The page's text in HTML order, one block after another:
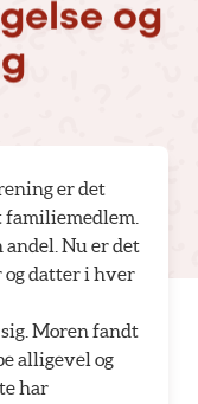
og
er det
andel. Nu er det
og datter i hver
Moren fandt
alligevel og
har